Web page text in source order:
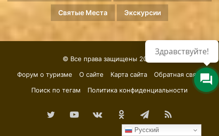
Святые Места Экскурсии
© Все права защищены 2026.
Форум о туризме
О сайте Карта сайта
Обратная связь
Поиск по тегам
Политика конфиденциальности
TwitterYouTubevk.comОдноклассники
Telegram
RSS
Русский
Здравствуйте!